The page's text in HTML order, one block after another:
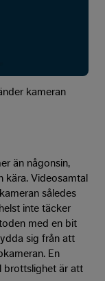
kameran
än någonsin,
kära. Videosamtal
således
inte täcker
med en bit
sig från att
En
brottslighet är att